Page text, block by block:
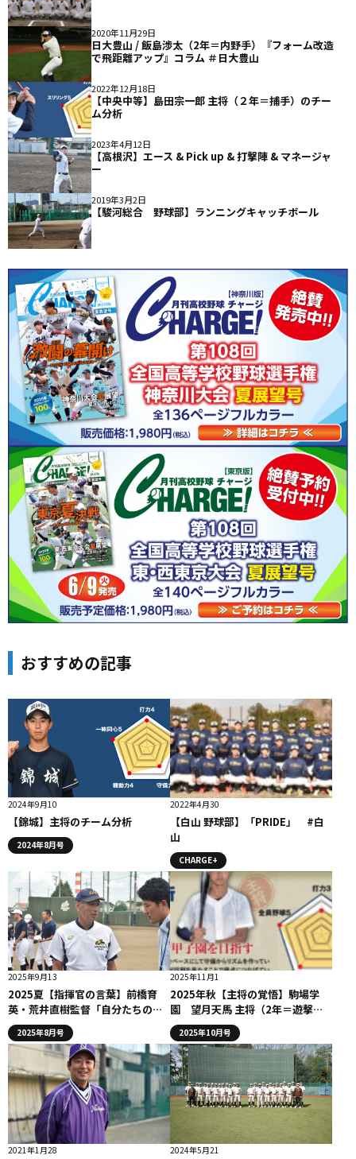
2020年11月29日
日大豊山 / 飯島渉太（2年＝内野手）『フォーム改造
で飛距離アップ』コラム ＃日大豊山
2022年12月18日
【中央中等】島田宗一郎 主将（２年＝捕手）のチー
ム分析
2023年4月12日
【高根沢】エース & Pick up & 打撃陣 & マネージャ
ー
2019年3月2日
【駿河総合 野球部】ランニングキャッチボール
おすすめの記事
2024年9月10
【錦城】主将のチーム分析
2024年8月号
2022年4月30
【白山 野球部】「PRIDE」 #白
山
CHARGE+
2025年9月13
2025夏【指揮官の言葉】前橋育
英・荒井直樹監督「自分たちの力
を信じて戦っていく」
2025年8月号
2025年11月1
2025年秋【主将の覚悟】駒場学
園 望月天馬 主将（2年＝遊撃
手）
2025年10月号
2021年1月28 2024年5月21